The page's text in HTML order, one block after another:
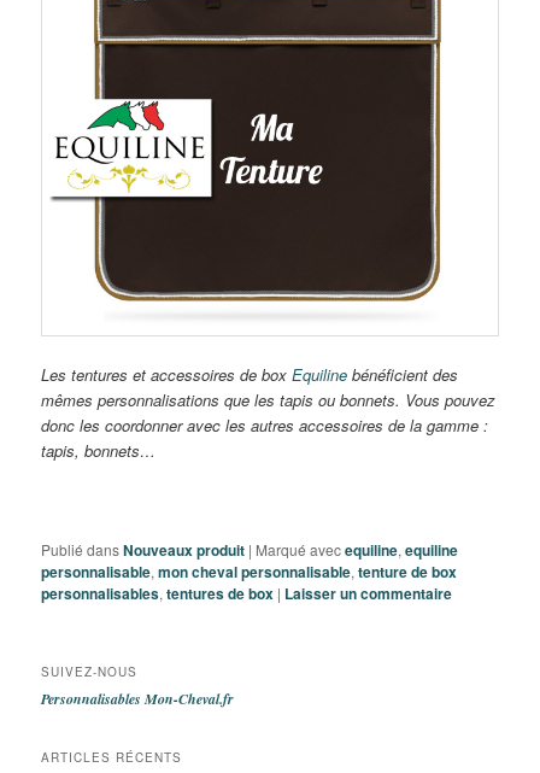
Les tentures et accessoires de boxEquiline bénéficient des
mêmes personnalisations que les tapis ou bonnets. Vous pouvez
donc les coordonner avec les autres accessoires de la gamme :
tapis, bonnets…
Publié dansNouveaux produit | Marqué avecequiline,equiline
personnalisable,mon cheval personnalisable,tenture de box
personnalisables,tentures de box | Laisser un commentaire
SUIVEZ-NOUS
Personnalisables Mon-Cheval.fr
ARTICLES RÉCENTS